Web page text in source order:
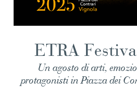
ETRA
Un agosto di arti,
protagonisti in Piazza dei